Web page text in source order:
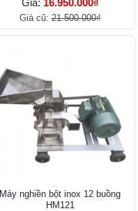
Giá cũ:21.500.000₫
Máy nghiền bột inox 12 buồng
HM121